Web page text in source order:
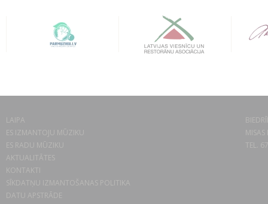
LAIPA
ES IZMANTOJU MŪZIKU
ES RADU MŪZIKU
AKTUALITĀTES
KONTAKTI
SĪKDATŅU IZMANTOŠANAS POLITIKA
DATU APSTRĀDE
TEL.